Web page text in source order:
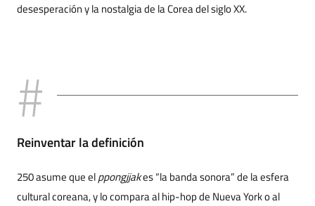
desesperación y la nostalgia de la Corea del siglo XX.
Reinventar la definición
250 asume que elppongjjakes “la banda sonora” de la esfera
cultural coreana, y lo compara al hip-hop de Nueva York o al